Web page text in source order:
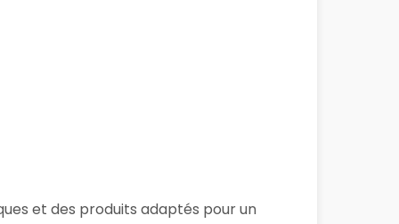
et des produits adaptés pour un